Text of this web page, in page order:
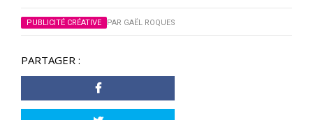
PUBLICITÉ CRÉATIVE PAR GAËL ROQUES
PARTAGER :